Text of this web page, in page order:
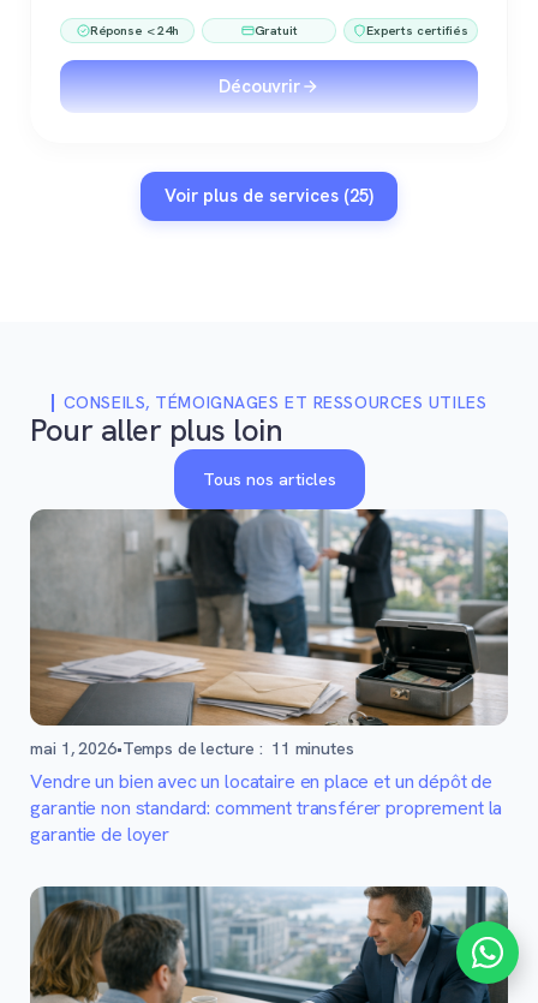
Réponse < 24h Gratuit Experts certifiés
Découvrir
Voir plus de services (25)
CONSEILS, TÉMOIGNAGES ET RESSOURCES UTILES
Pour aller plus loin
Tous nos articles
mai 1, 2026•Temps de lecture : 11 minutes
Vendre un bien avec un locataire en place et un dépôt de
garantie non standard: comment transférer proprement la
garantie de loyer